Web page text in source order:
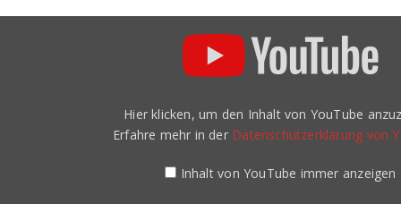
Hier klicken, um den Inhalt von YouTube
Erfahre mehr in der Datenschutzerklärung von
Inhalt von YouTube immer anzeigen